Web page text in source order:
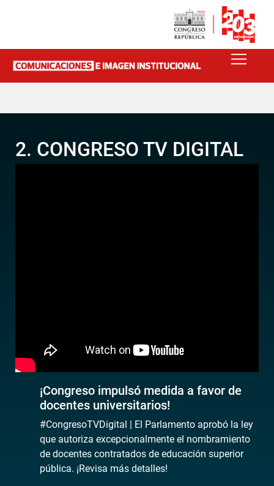
2. CONGRESO TV DIGITAL
¡Congreso impulsó medida a favor de
docentes universitarios!
#CongresoTVDigital | El Parlamento aprobó la ley
que autoriza excepcionalmente el nombramiento
de docentes contratados de educación superior
pública. ¡Revisa más detalles!